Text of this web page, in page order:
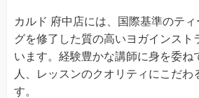
カルド 府中店には、国際基準のテ
グを修了した質の高いヨガインスト
います。経験豊かな講師に身を委ね
人、レッスンのクオリティにこだわ
す。